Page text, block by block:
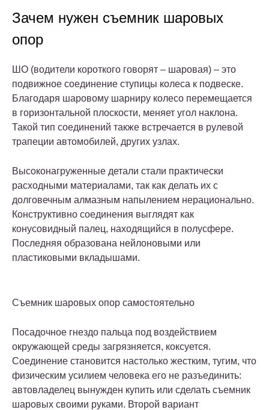
Зачем нужен съемник шаровых
опор
ШО (водители короткого говорят – шаровая) – это
подвижное соединение ступицы колеса к подвеске.
Благодаря шаровому шарниру колесо перемещается
в горизонтальной плоскости, меняет угол наклона.
Такой тип соединений также встречается в рулевой
трапеции автомобилей, других узлах.
Высоконагруженные детали стали практически
расходными материалами, так как делать их с
долговечным алмазным напылением нерационально.
Конструктивно соединения выглядят как
конусовидный палец, находящийся в полусфере.
Последняя образована нейлоновыми или
пластиковыми вкладышами.
Съемник шаровых опор самостоятельно
Посадочное гнездо пальца под воздействием
окружающей среды загрязняется, коксуется.
Соединение становится настолько жестким, тугим, что
физическим усилием человека его не разъединить:
автовладелец вынужден купить или сделать съемник
шаровых своими руками. Второй вариант